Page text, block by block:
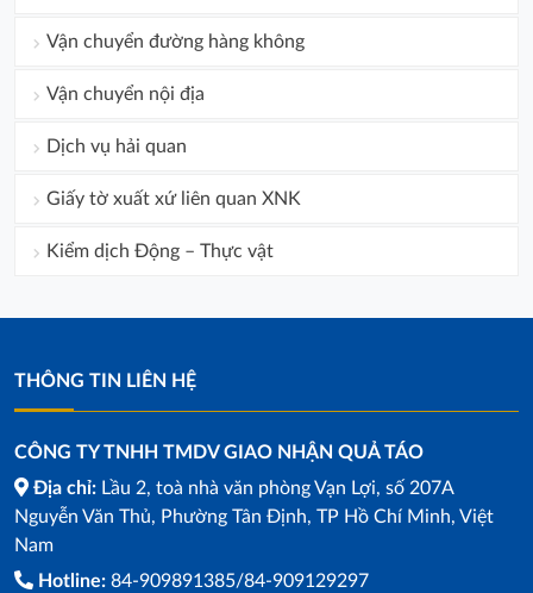
Vận chuyển đường hàng không
Vận chuyển nội địa
Dịch vụ hải quan
Giấy tờ xuất xứ liên quan XNK
Kiểm dịch Động – Thực vật
THÔNG TIN LIÊN HỆ
CÔNG TY TNHH TMDV GIAO NHẬN QUẢ TÁO
Địa chỉ: Lầu 2, toà nhà văn phòng Vạn Lợi, số 207A
Nguyễn Văn Thủ, Phường Tân Định, TP Hồ Chí Minh, Việt
Nam
Hotline: 84-909891385/84-909129297